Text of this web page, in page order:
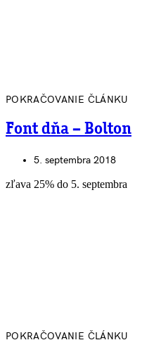
POKRAČOVANIE ČLÁNKU
Font dňa – Bolton
5. septembra 2018
zľava 25% do 5. septembra
POKRAČOVANIE ČLÁNKU